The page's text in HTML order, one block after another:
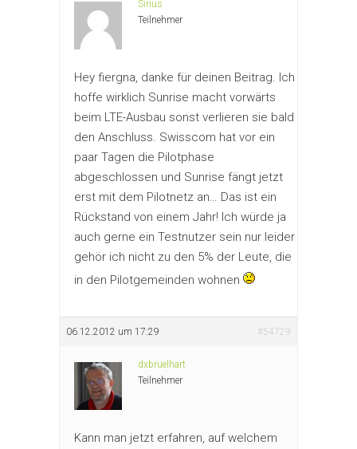
Sirius
Teilnehmer
Hey fiergna, danke für deinen Beitrag. Ich
hoffe wirklich Sunrise macht vorwärts
beim LTE-Ausbau sonst verlieren sie bald
den Anschluss. Swisscom hat vor ein
paar Tagen die Pilotphase
abgeschlossen und Sunrise fängt jetzt
erst mit dem Pilotnetz an… Das ist ein
Rückstand von einem Jahr! Ich würde ja
auch gerne ein Testnutzer sein nur leider
gehör ich nicht zu den 5% der Leute, die
in den Pilotgemeinden wohnen
06.12.2012 um 17:29 #54729
dxbruelhart
Teilnehmer
Kann man jetzt erfahren, auf welchem